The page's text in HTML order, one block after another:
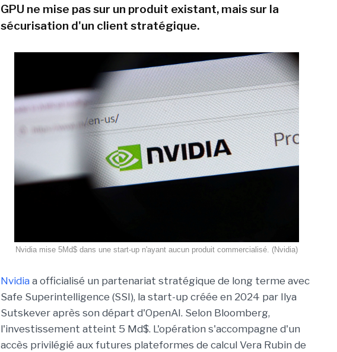
GPU ne mise pas sur un produit existant, mais sur la
sécurisation d'un client stratégique.
Nvidia mise 5Md$ dans une start-up n'ayant aucun produit commercialisé. (Nvidia)
Nvidia a officialisé un partenariat stratégique de long terme avec
Safe Superintelligence (SSI), la start-up créée en 2024 par Ilya
Sutskever après son départ d'OpenAI. Selon Bloomberg,
l'investissement atteint 5 Md$. L'opération s'accompagne d'un
accès privilégié aux futures plateformes de calcul Vera Rubin de